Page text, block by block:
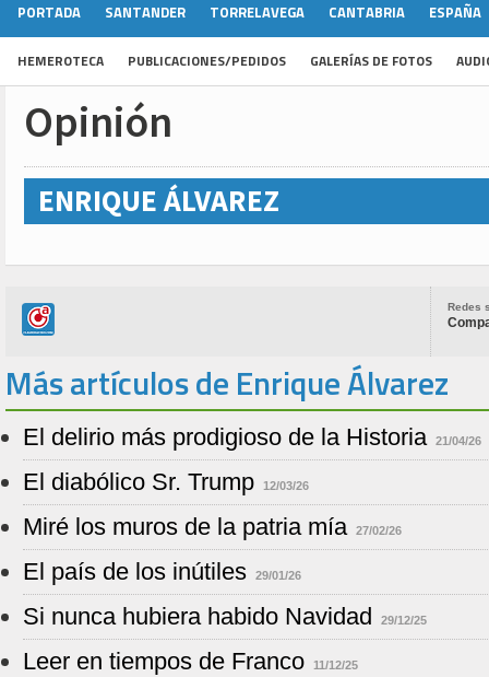
PORTADA SANTANDER TORRELAVEGA CANTABRIA ESPAÑA
HEMEROTECA PUBLICACIONES/PEDIDOS GALERÍAS DE FOTOS
Opinión
ENRIQUE ÁLVAREZ
Redes
Más artículos de Enrique Álvarez
El delirio más prodigioso de la Historia 21/04/26
El diabólico Sr. Trump 12/03/26
Miré los muros de la patria mía 27/02/26
El país de los inútiles 29/01/26
Si nunca hubiera habido Navidad 29/12/25
Leer en tiempos de Franco 11/12/25